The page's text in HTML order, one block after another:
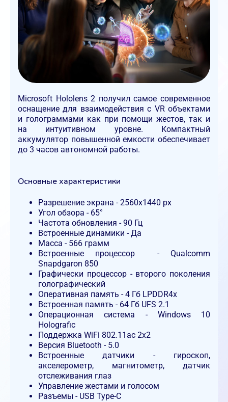
Microsoft Hololens 2 получил самое современное
оснащение для взаимодействия с VR объектами
и голограммами как при помощи жестов, так и
на интуитивном уровне. Компактный
аккумулятор повышенной емкости обеспечивает
до 3 часов автономной работы.
Основные характеристики
Разрешение экрана - 2560x1440 px
Угол обзора - 65°
Частота обновления - 90 Гц
Встроенные динамики - Да
Масса - 566 грамм
Встроенные процессор - Qualcomm
Snapdgaron 850
Графически процессор - второго поколения
голографический
Оперативная память - 4 Гб LPDDR4x
Встроенная память - 64 Гб UFS 2.1
Операционная система - Windows 10
Holografic
Поддержка WiFi 802.11ac 2x2
Версия Bluetooth - 5.0
Встроенные датчики - гироскоп,
акселерометр, магнитометр, датчик
отслеживания глаз
Управление жестами и голосом
Разъемы - USB Type-C